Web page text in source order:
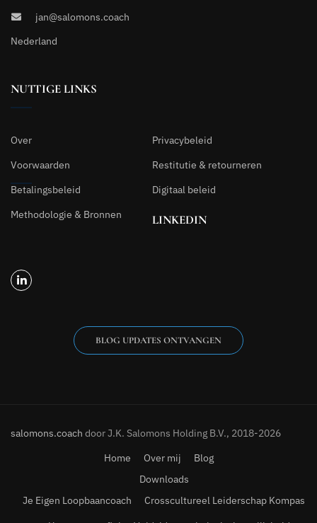
jan@salomons.coach
Nederland
NUTTIGE LINKS
Over
Privacybeleid
Voorwaarden
Restitutie & retourneren
Betalingsbeleid
Digitaal beleid
Methodologie & Bronnen
LINKEDIN
BLOG UPDATES ONTVANGEN
salomons.coach door J.K. Salomons Holding B.V., 2018-2026
Home
Over mij
Blog
Downloads
Je Eigen Loopbaancoach
Crosscultureel Leiderschap Kompas